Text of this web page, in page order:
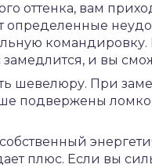
оттенка, вам
определенные
командировку.
замедлится, и вы
шевелюру. При
подвержены
плюс. Если вы